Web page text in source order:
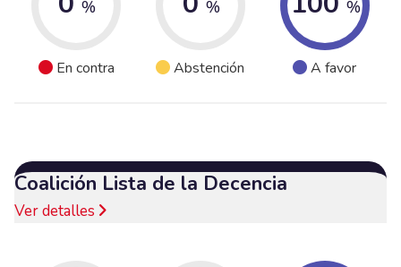
%
En contra
%
Abstención
%
A favor
Coalición Lista de la Decencia
Ver detalles